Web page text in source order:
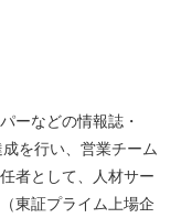
ーなどの情報誌・
を行い、営業チーム
者として、人材サー
東証プライム上場企